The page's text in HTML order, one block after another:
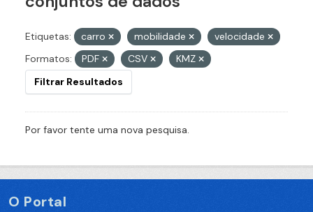
Etiquetas: carro mobilidade
velocidade
Formatos:
PDF CSV
KMZ
Filtrar Resultados
Por favor tente uma nova pesquisa.
O Portal